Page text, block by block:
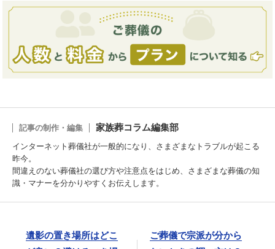
記事の制作・編集 家族葬コラム編集部
インターネット葬儀社が一般的になり、さまざまなトラブルが起こる
昨今。
間違えのない葬儀社の選び方や注意点をはじめ、さまざまな葬儀の知
識・マナーを分かりやすくお伝えします。
遺影の置き場所はどこ
ご葬儀で宗派が分から